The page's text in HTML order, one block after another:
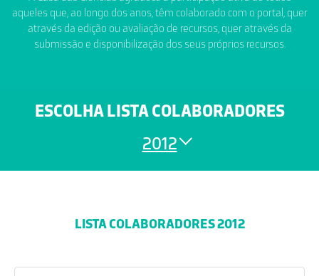
aqueles que, ao longo dos anos, têm colaborado com o portal, quer
através da edição ou avaliação de recursos, quer através da
submissão e disponibilização dos seus próprios recursos.
ESCOLHA LISTA COLABORADORES
2012
LISTA COLABORADORES 2012